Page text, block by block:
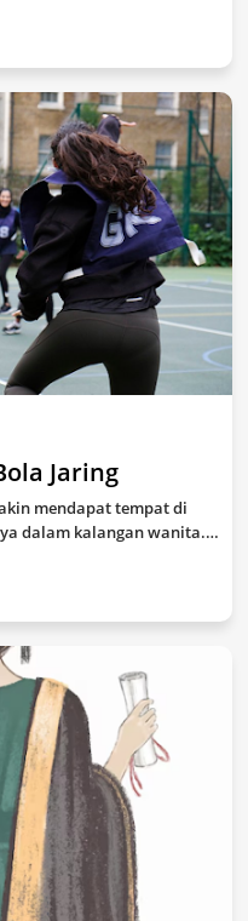
Jaring
mendapat tempat di
dalam kalangan wanita.…